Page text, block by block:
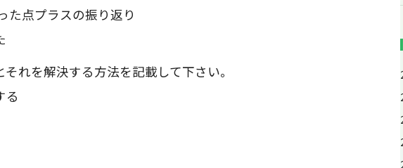
た点プラスの振り返り
れを解決する方法を記載して下さい。
る